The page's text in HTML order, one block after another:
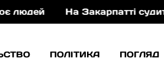
На Закарпатті судитимуть
ПОЛІТИКА ПОГЛЯД